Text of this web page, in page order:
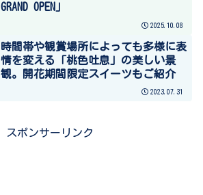
GRAND OPEN」
2025.10.08
時間帯や観賞場所によっても多様に表
情を変える「桃色吐息」の美しい景
観。開花期間限定スイーツもご紹介
2023.07.31
スポンサーリンク